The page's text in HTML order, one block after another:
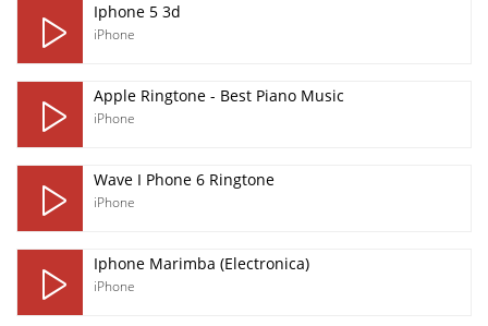
Iphone 5 3d
iPhone
Apple Ringtone - Best Piano Music
iPhone
Wave I Phone 6 Ringtone
iPhone
Iphone Marimba (Electronica)
iPhone